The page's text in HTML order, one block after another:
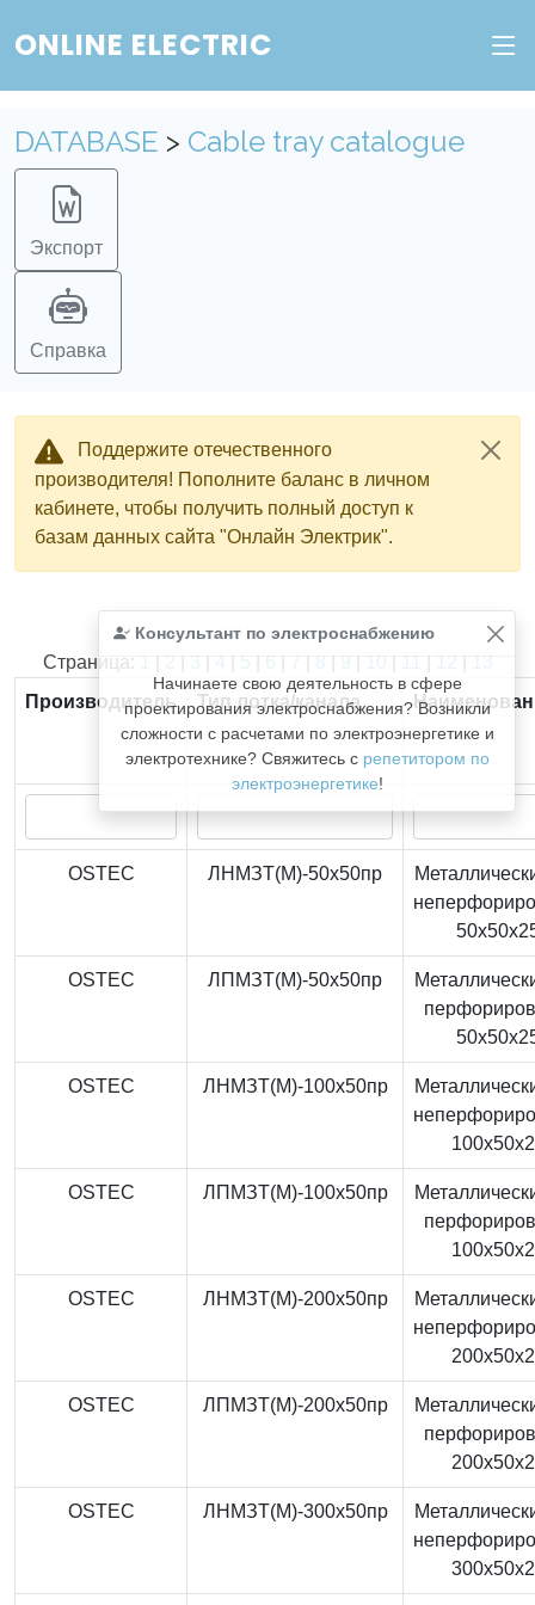
ONLINE ELECTRIC
DATABASE > Cable tray catalogue
Экспорт
Справка
Поддержите отечественного
производителя! Пополните баланс в личном
кабинете, чтобы получить полный доступ к
базам данных сайта "Онлайн Электрик".
Консультант по электроснабжению
Начинаете свою деятельность в сфере
проектирования электроснабжения? Возникли
сложности с расчетами по электроэнергетике и
электротехнике? Свяжитесь с репетитором по
электроэнергетике!
Найдено366из366записей.
Страница: 1 | 2 | 3 | 4 | 5 | 6 | 7 | 8 | 9 | 10 | 11 | 12 | 13
Производитель
Тип лотка/канала
OSTEC ЛНМЗТ(М)-50x50пр
OSTEC ЛПМЗТ(М)-50x50пр
OSTEC ЛНМЗТ(М)-100x50пр
OSTEC ЛПМЗТ(М)-100x50пр
OSTEC ЛНМЗТ(М)-200x50пр
OSTEC ЛПМЗТ(М)-200x50пр
OSTEC ЛНМЗТ(М)-300x50пр